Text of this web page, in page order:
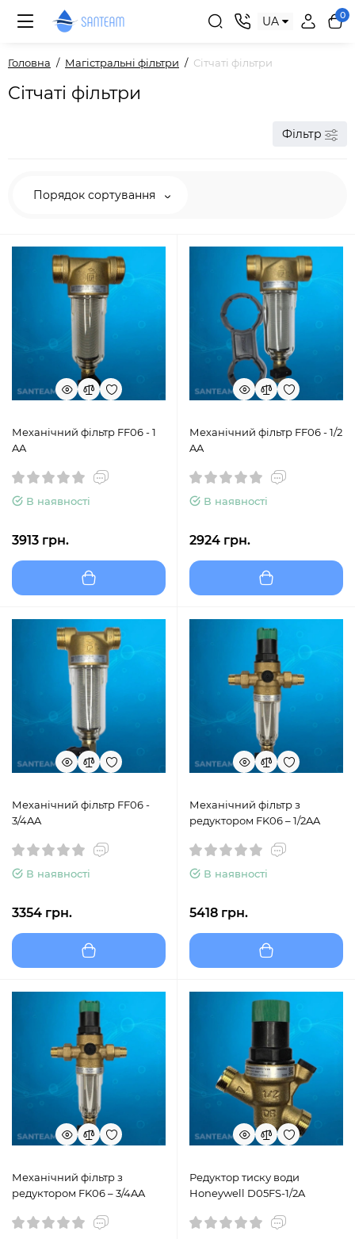
UA 0
Головна Магістральні фільтри Сітчаті фільтри
Сітчаті фільтри
Фільтр
Порядок сортування
Механічний фільтр FF06 - 1
AA
В наявності
3913 грн.
Механічний фільтр FF06 - 1/2
AA
В наявності
2924 грн.
Механічний фільтр FF06 -
3/4AA
В наявності
3354 грн.
Механічний фільтр з
редуктором FK06 – 1/2AA
В наявності
5418 грн.
Механічний фільтр з
редуктором FK06 – 3/4AA
Редуктор тиску води
Honeywell D05FS-1/2A